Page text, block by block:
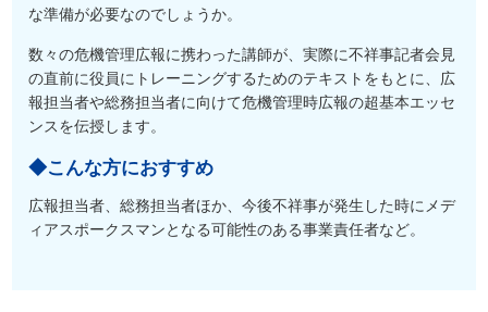
な準備が必要なのでしょうか。
数々の危機管理広報に携わった講師が、実際に不祥事記者会見
の直前に役員にトレーニングするためのテキストをもとに、広
報担当者や総務担当者に向けて危機管理時広報の超基本エッセ
ンスを伝授します。
◆こんな方におすすめ
広報担当者、総務担当者ほか、今後不祥事が発生した時にメデ
ィアスポークスマンとなる可能性のある事業責任者など。